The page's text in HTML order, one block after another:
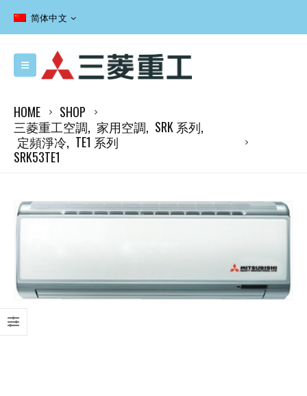
简体中文
HOME
SHOP
三菱重工空調, 家用空調, SRK 系列,
定頻淨冷, TE1 系列
SRK53TE1